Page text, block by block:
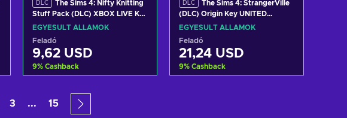
DLC
The Sims 4: Nifty Knitting
Stuff Pack (DLC) XBOX LIVE Key
UNITED STATES
EGYESÜLT ÁLLAMOK
Feladó
9,62 USD
9% Cashback
Kosárba
View offers
DLC
The Sims 4: StrangerVille
(DLC) Origin Key UNITED
STATES
EGYESÜLT ÁLLAMOK
Feladó
21,24 USD
9% Cashback
3 ... 15